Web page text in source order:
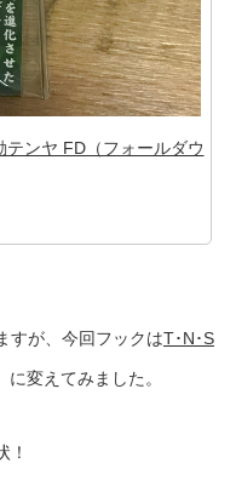
テンヤ FD（フォールダウ
すが、今回フックはT･N･S
に変えてみました。
！